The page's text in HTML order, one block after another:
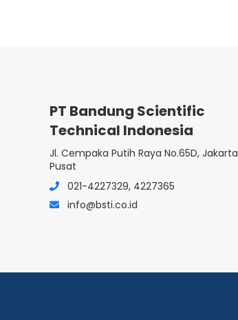
PT Bandung Scientific
Technical Indonesia
Jl. Cempaka Putih Raya No.65D, Jakarta
Pusat
021-4227329, 4227365
info@bsti.co.id